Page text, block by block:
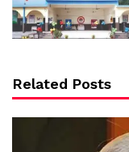
Related Posts